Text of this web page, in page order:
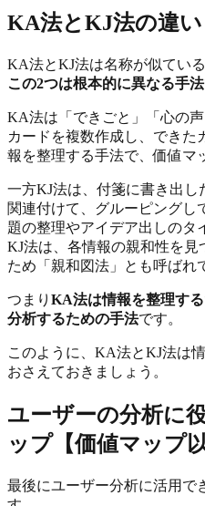
KA法とKJ法の違い
KA法とKJ法は名称が似てい
この2つは根本的に異なる手法
KA法は「できごと」「心の
カードを複数作成し、できた
報を整理する手法で、価値マ
一方KJ法は、付箋に書き出し
関連付けて、グルーピングし
題の整理やアイデア出しのタ
KJ法は、各情報の親和性を見
ため「親和図法」とも呼ばれ
つまり KA法は情報を整理す
分析するための手法です。
このように、KA法とKJ法は
おさえておきましょう。
ユーザーの分析に
ップ【価値マップ
最後にユーザー分析に活用で